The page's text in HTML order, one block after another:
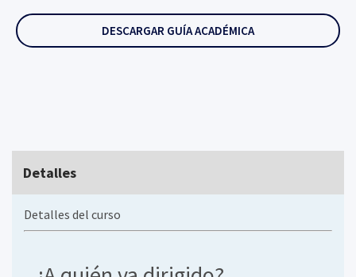
DESCARGAR GUÍA ACADÉMICA
Detalles
Detalles del curso